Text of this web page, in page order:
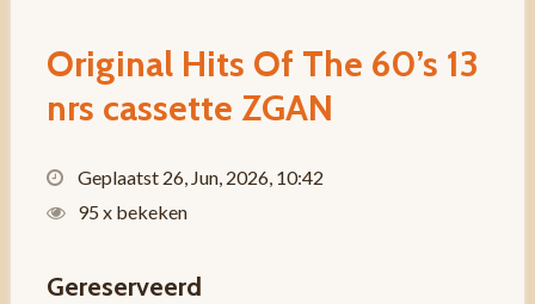
Original Hits Of The 60’s 13
nrs cassette ZGAN
Geplaatst 26, Jun, 2026, 10:42
95 x bekeken
Gereserveerd